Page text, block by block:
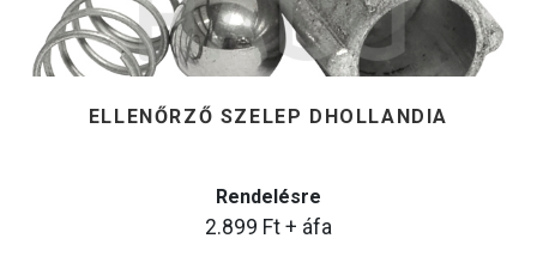
ELLENŐRZŐ SZELEP DHOLLANDIA
Rendelésre
2.899 Ft + áfa